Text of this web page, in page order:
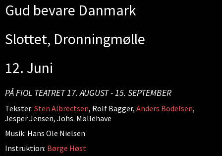
Gud bevare Danmark
Slottet, Dronningmølle
12. Juni
PÅ FIOL TEATRET 17. AUGUST - 15. SEPTEMBER
Tekster: Sten Albrectsen, Rolf Bagger, Anders Bodelsen,
Jesper Jensen, Johs. Møllehave
Musik: Hans Ole Nielsen
Instruktion: Børge Høst